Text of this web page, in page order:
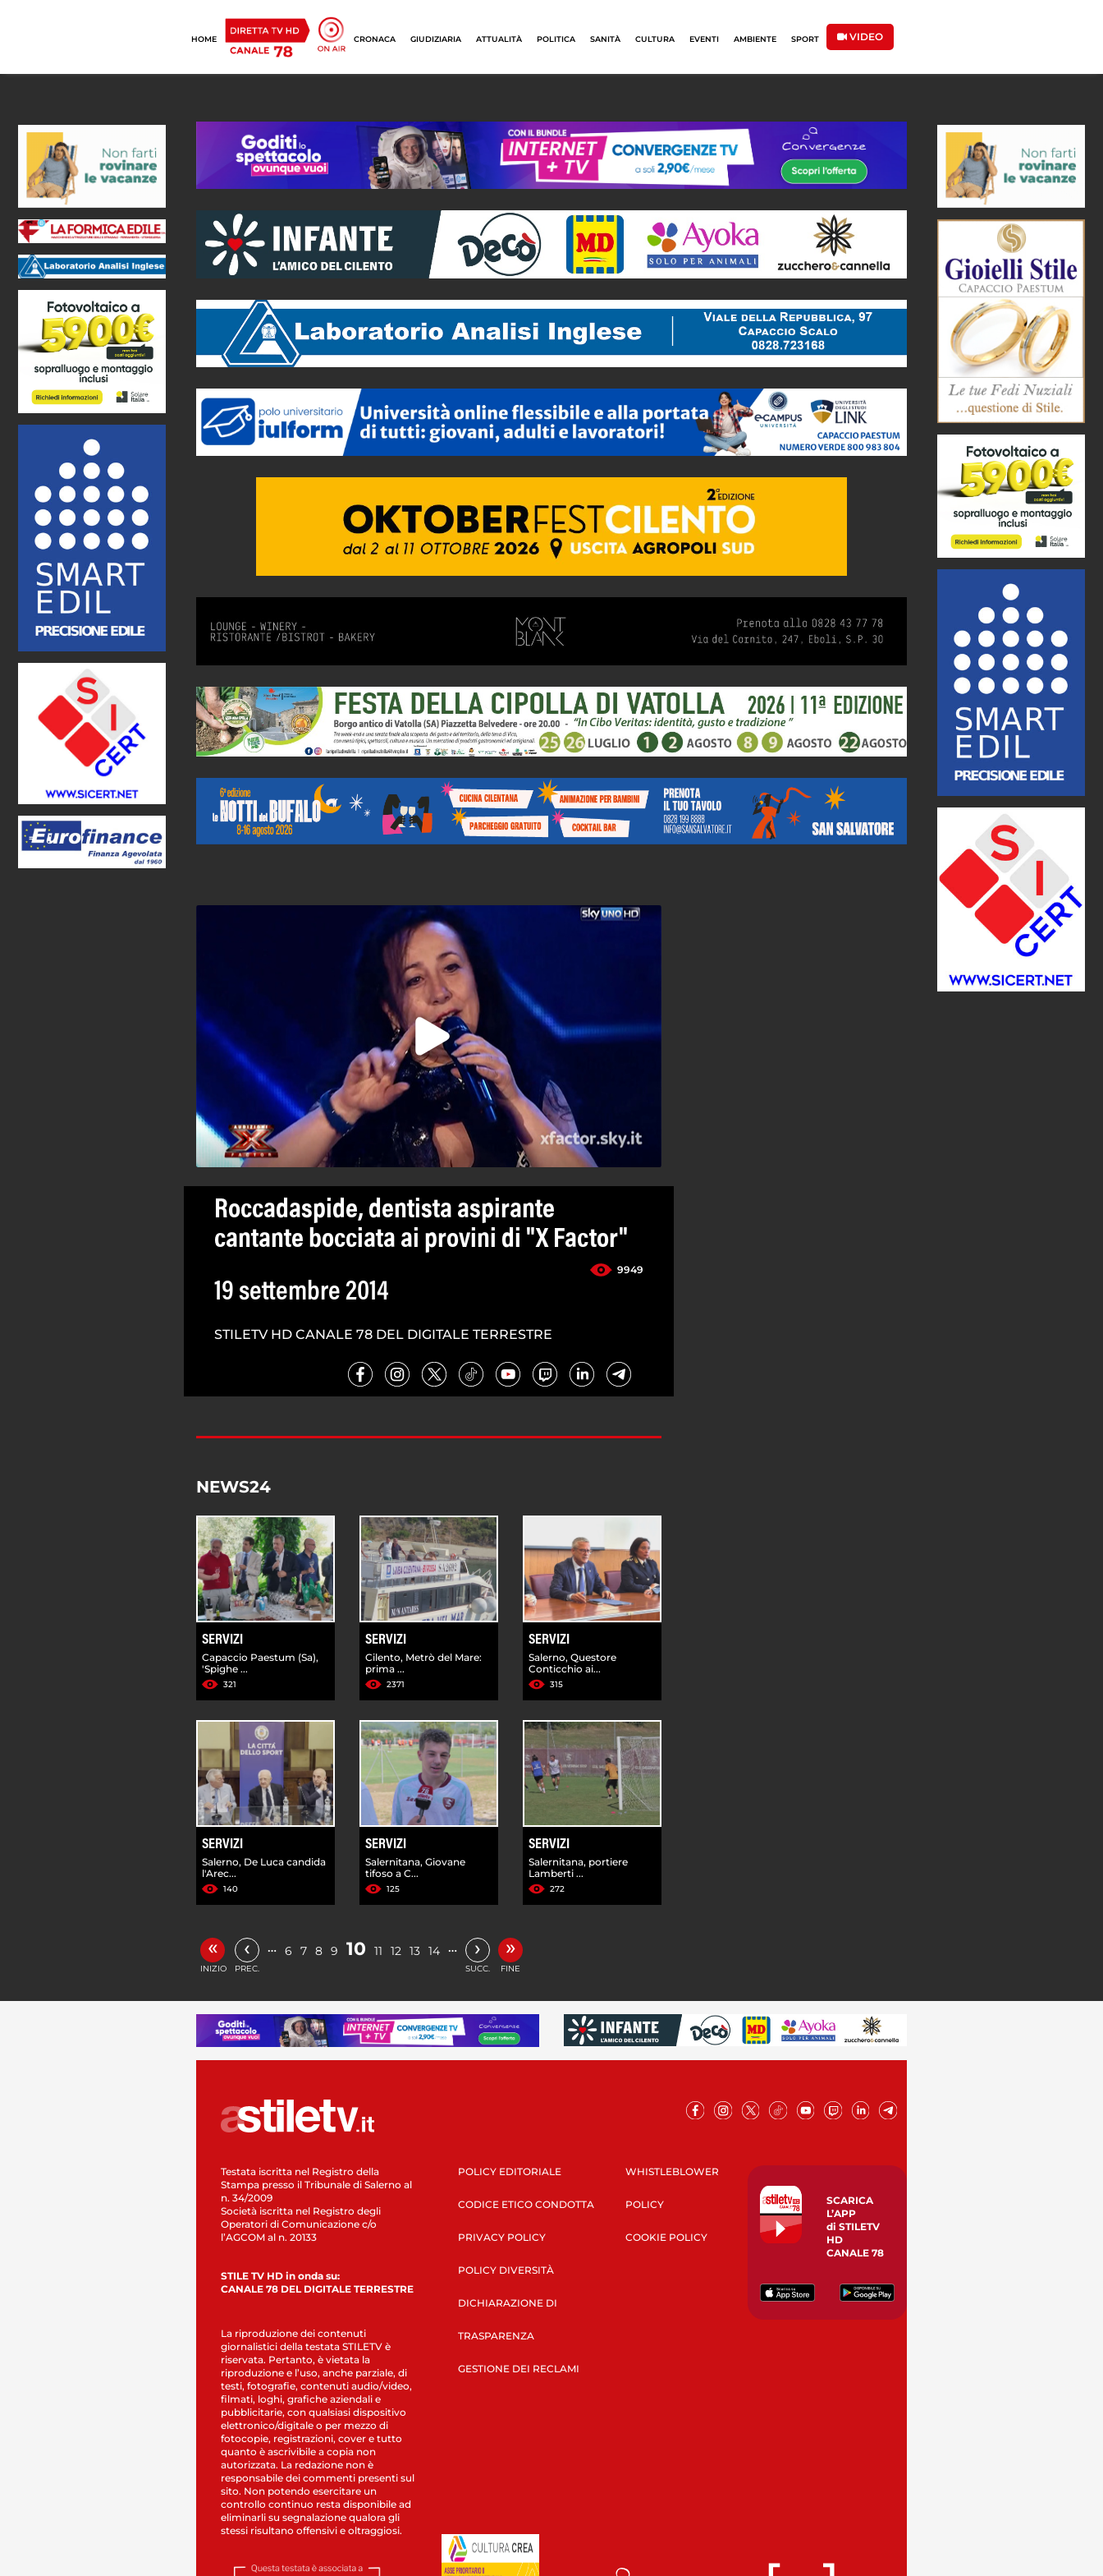
HOME CRONACA GIUDIZIARIA ATTUALITÀ POLITICA SANITÀ CULTURA EVENTI AMBIENTE SPORT VIDEO
Roccadaspide, dentista aspirante
cantante bocciata ai provini di "X Factor"
9949
19 settembre 2014
STILETV HD CANALE 78 DEL DIGITALE TERRESTRE
NEWS24
SERVIZI
Capaccio Paestum (Sa),
'Spighe ...
321
SERVIZI
Cilento, Metrò del Mare:
prima ...
2371
SERVIZI
Salerno, Questore
Conticchio ai...
315
SERVIZI
Salerno, De Luca candida
l'Arec...
140
SERVIZI
Salernitana, Giovane
tifoso a C...
125
SERVIZI
Salernitana, portiere
Lamberti ...
272
«
INIZIO
‹
PREC.
… 6 7 8 9 10 11 12 13 14 … ›
SUCC.
»
FINE
Testata iscritta nel Registro della
Stampa presso il Tribunale di Salerno al
n. 34/2009
Società iscritta nel Registro degli
Operatori di Comunicazione c/o
l’AGCOM al n. 20133
STILE TV HD in onda su:
CANALE 78 DEL DIGITALE TERRESTRE
La riproduzione dei contenuti
giornalistici della testata STILETV è
riservata. Pertanto, è vietata la
riproduzione e l’uso, anche parziale, di
testi, fotografie, contenuti audio/video,
filmati, loghi, grafiche aziendali e
pubblicitarie, con qualsiasi dispositivo
elettronico/digitale o per mezzo di
fotocopie, registrazioni, cover e tutto
quanto è ascrivibile a copia non
autorizzata. La redazione non è
responsabile dei commenti presenti sul
sito. Non potendo esercitare un
controllo continuo resta disponibile ad
eliminarli su segnalazione qualora gli
stessi risultano offensivi e oltraggiosi.
POLICY EDITORIALE
CODICE ETICO CONDOTTA
PRIVACY POLICY
POLICY DIVERSITÀ
DICHIARAZIONE DI
TRASPARENZA
GESTIONE DEI RECLAMI
WHISTLEBLOWER
POLICY
COOKIE POLICY
SCARICA
L’APP
di STILETV
HD
CANALE 78